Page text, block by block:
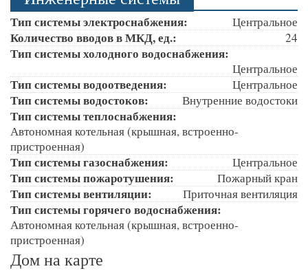
Тип системы электроснабжения: Центральное
Количество вводов в МКД, ед.: 24
Тип системы холодного водоснабжения:
Центральное
Тип системы водоотведения: Центральное
Тип системы водостоков: Внутренние водостоки
Тип системы теплоснабжения:
Автономная котельная (крышная, встроенно-
пристроенная)
Тип системы газоснабжения: Центральное
Тип системы пожаротушения: Пожарный кран
Тип системы вентиляции: Приточная вентиляция
Тип системы горячего водоснабжения:
Автономная котельная (крышная, встроенно-
пристроенная)
Дом на карте